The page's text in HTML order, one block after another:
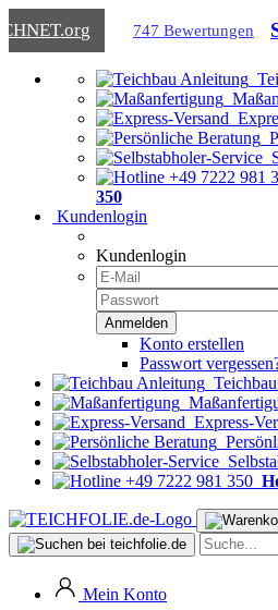
.org 747 Bewertungen
350
Kundenlogin
Kundenlogin
Konto erstellen
Passwort
Express-
Mein Konto